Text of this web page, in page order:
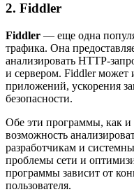
2. Fiddler
Fiddler — еще одна
трафика. Она
анализировать HTTP-
и сервером. Fiddler может
приложений, ускорения
безопасности.
Обе эти программы, как и
возможность
разработчикам и
проблемы сети и
программы зависит от
пользователя.